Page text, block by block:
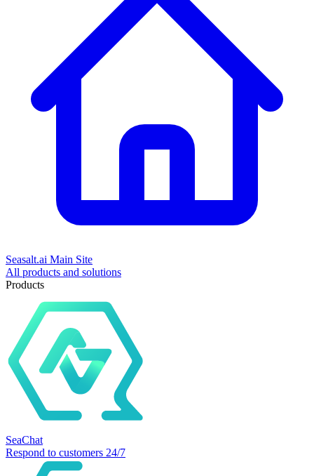
Seasalt.ai Main Site
All products and solutions
Products
SeaChat
Respond to customers 24/7